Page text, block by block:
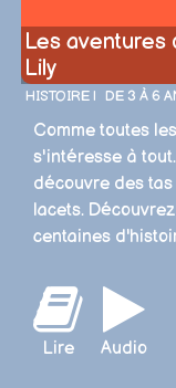
Les aventures
Lily
HISTOIRE | DE 3 À 6
Comme toutes
s'intéresse à
découvre des
lacets.
centaines
Lire Audio